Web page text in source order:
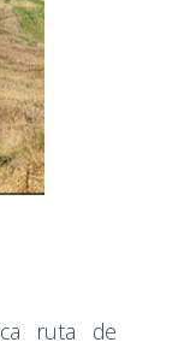
ruta de